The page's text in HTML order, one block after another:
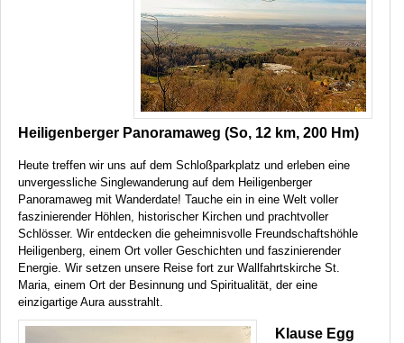
Heiligenberger Panoramaweg (So, 12 km, 200 Hm)
Heute treffen wir uns auf dem Schloßparkplatz und erleben eine
unvergessliche Singlewanderung auf dem Heiligenberger
Panoramaweg mit Wanderdate! Tauche ein in eine Welt voller
faszinierender Höhlen, historischer Kirchen und prachtvoller
Schlösser. Wir entdecken die geheimnisvolle Freundschaftshöhle
Heiligenberg, einem Ort voller Geschichten und faszinierender
Energie. Wir setzen unsere Reise fort zur Wallfahrtskirche St.
Maria, einem Ort der Besinnung und Spiritualität, der eine
einzigartige Aura ausstrahlt.
Klause Egg